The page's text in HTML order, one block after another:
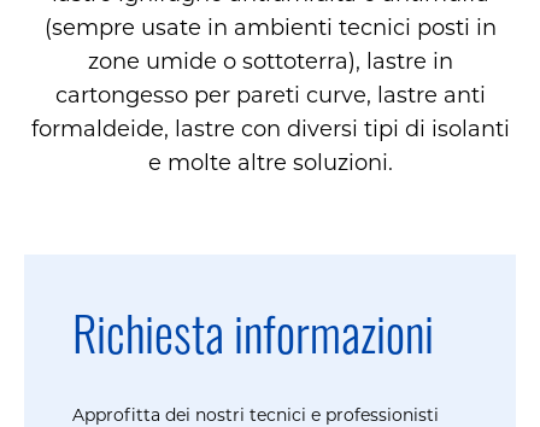
(sempre usate in ambienti tecnici posti in
zone umide o sottoterra), lastre in
cartongesso per pareti curve, lastre anti
formaldeide, lastre con diversi tipi di isolanti
e molte altre soluzioni.
Richiesta informazioni
Approfitta dei nostri tecnici e professionisti